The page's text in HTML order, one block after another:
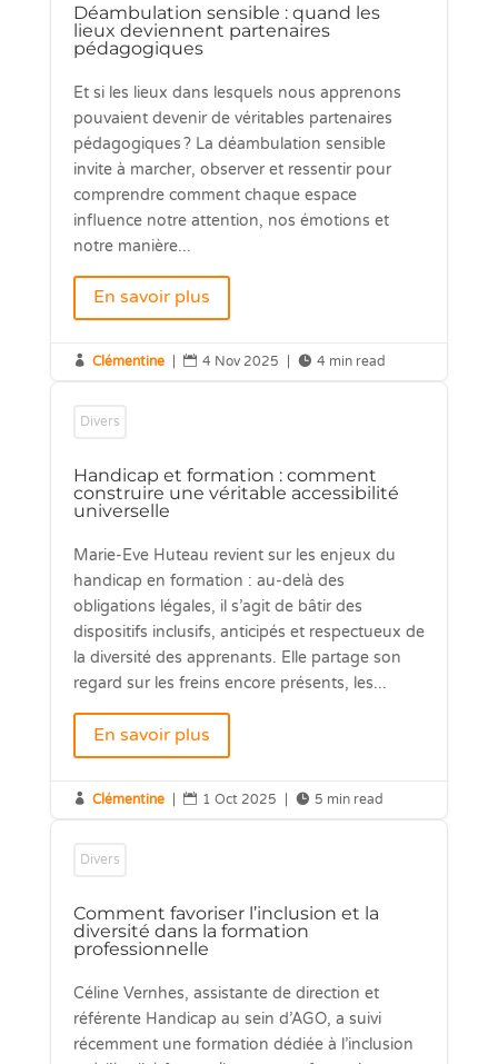
Déambulation sensible : quand les
lieux deviennent partenaires
pédagogiques
Et si les lieux dans lesquels nous apprenons
pouvaient devenir de véritables partenaires
pédagogiques ? La déambulation sensible
invite à marcher, observer et ressentir pour
comprendre comment chaque espace
influence notre attention, nos émotions et
notre manière...
En savoir plus
 Clémentine  4 Nov 2025  4 min read
Divers
Handicap et formation : comment
construire une véritable accessibilité
universelle
Marie-Eve Huteau revient sur les enjeux du
handicap en formation : au-delà des
obligations légales, il s’agit de bâtir des
dispositifs inclusifs, anticipés et respectueux de
la diversité des apprenants. Elle partage son
regard sur les freins encore présents, les...
En savoir plus
 Clémentine |  1 Oct 2025 |  5 min read
Divers
Comment favoriser l’inclusion et la
diversité dans la formation
professionnelle
Céline Vernhes, assistante de direction et
référente Handicap au sein d’AGO, a suivi
récemment une formation dédiée à l’inclusion